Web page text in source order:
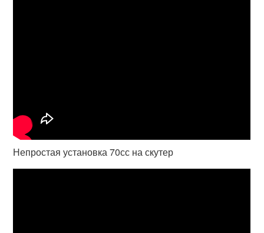
Непростая установка 70сс на скутер